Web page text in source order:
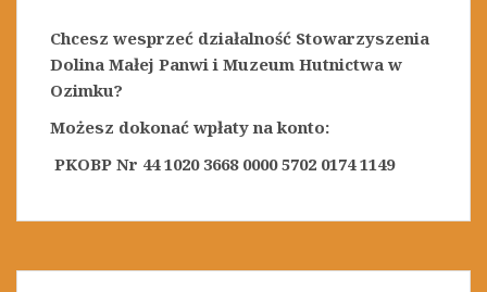
Chcesz wesprzeć działalność Stowarzyszenia
Dolina Małej Panwi i Muzeum Hutnictwa w
Ozimku?
Możesz dokonać wpłaty na konto:
PKOBP Nr 44 1020 3668 0000 5702 0174 1149